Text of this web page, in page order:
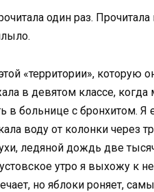
один раз.
«территории», которую
в девятом классе,
в больнице с бронхитом. Я
воду от колонки через
ледяной дождь две
утро я выхожу к
но яблоки роняет,